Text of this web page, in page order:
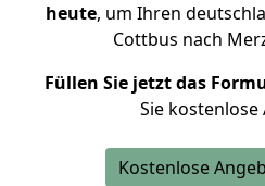
heute, um Ihren
Cottbus nach
Füllen Sie jetzt das
Sie kostenlose
Kostenlose